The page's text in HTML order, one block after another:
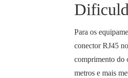
Para os
conector RJ45
comprimento do
metros e mais